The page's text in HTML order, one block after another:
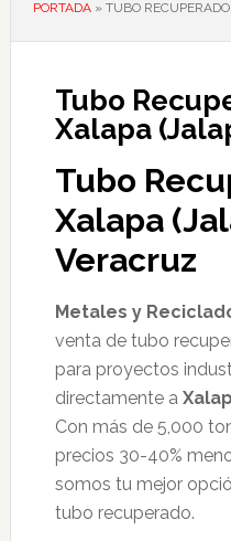
PORTADA» TUBO
Tubo
Xalapa
Tubo
Xalapa
Veracruz
Metales y
venta de tubo
para proyectos
directamente a
Con más de 5,000
precios 30-40%
somos tu mejor
tubo recuperado.